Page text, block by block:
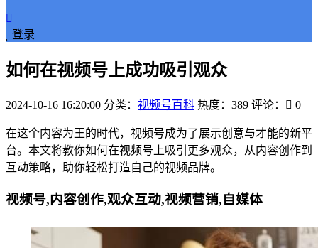
登录
如何在视频号上成功吸引观众
2024-10-16 16:20:00 分类： 视频号百科 热度：389 评论： 0
在这个内容为王的时代，视频号成为了展示创意与才能的新平
台。本文将教你如何在视频号上吸引更多观众，从内容创作到
互动策略，助你轻松打造自己的视频品牌。
视频号,内容创作,观众互动,视频营销,自媒体